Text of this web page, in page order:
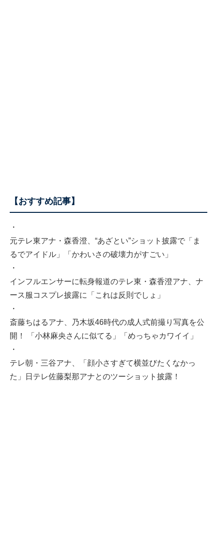
【おすすめ記事】
・
元テレ東アナ・森香澄、“あざとい”ショット披露で「ま
るでアイドル」「かわいさの破壊力がすごい」
・
インフルエンサーに転身報道のテレ東・森香澄アナ、ナ
ース服コスプレ披露に「これは反則でしょ」
・
斎藤ちはるアナ、乃木坂46時代の成人式前撮り写真を公
開！ 「小林麻央さんに似てる」「めっちゃカワイイ」
・
テレ朝・三谷アナ、「顔小さすぎて横並びたくなかっ
た」日テレ佐藤梨那アナとのツーショット披露！